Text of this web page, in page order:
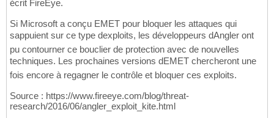
écrit FireEye.
Si Microsoft a conçu EMET pour bloquer les attaques qui
sappuient sur ce type dexploits, les développeurs dAngler ont
pu contourner ce bouclier de protection avec de nouvelles
techniques. Les prochaines versions dEMET chercheront une
fois encore à regagner le contrôle et bloquer ces exploits.
Source : https://www.fireeye.com/blog/threat-
research/2016/06/angler_exploit_kite.html